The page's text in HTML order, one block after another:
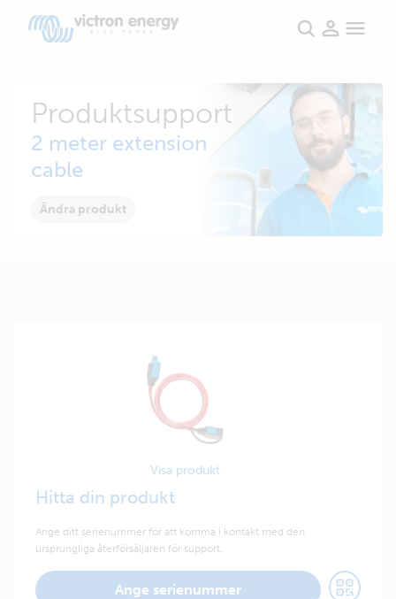
Produktsupport
2 meter extension
cable
Ändra produkt
Visa produkt
Hitta din produkt
Ange ditt serienummer för att komma i kontakt med den
ursprungliga återförsäljaren för support.
Ange serienummer